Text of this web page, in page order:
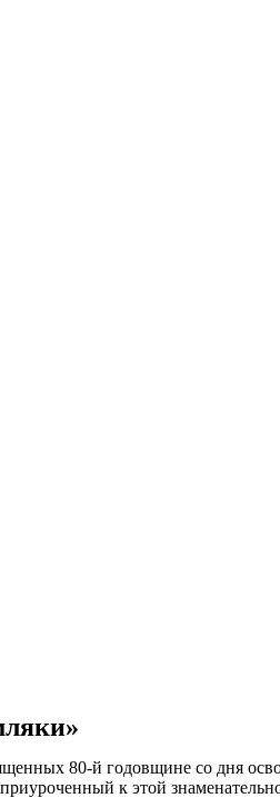
80-й годовщине со дня
к этой